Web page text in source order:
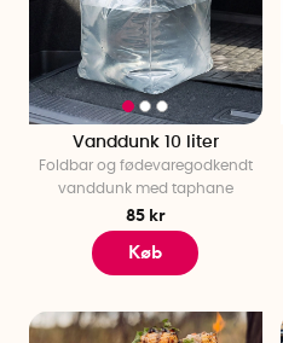
Vanddunk 10 liter
Foldbar og fødevaregodkendt
vanddunk med taphane
85 kr
Køb